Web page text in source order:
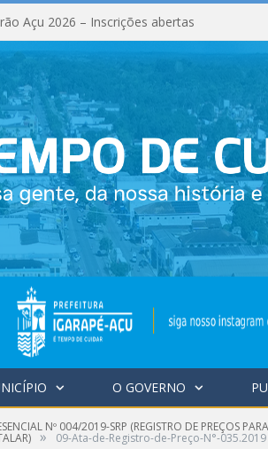
Açu 2026 – Inscrições abertas
O GOVERNO
Nº 004/2019-SRP (REGISTRO DE PREÇOS
» 09-Ata-de-Registro-de-Preço-N°-035.2019